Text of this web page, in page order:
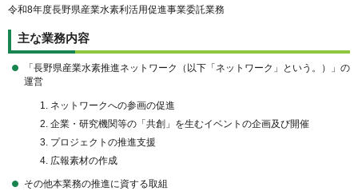
令和8年度長野県産業水素利活用促進事業委託業務
主な業務内容
「長野県産業水素推進ネットワーク（以下「ネットワーク」という。）」の
運営
ネットワークへの参画の促進
企業・研究機関等の「共創」を生むイベントの企画及び開催
プロジェクトの推進支援
広報素材の作成
その他本業務の推進に資する取組